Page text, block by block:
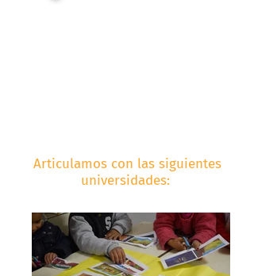
Articulamos con las siguientes
universidades: